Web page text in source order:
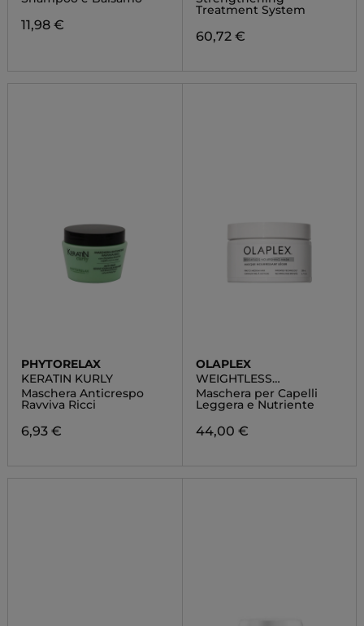
11,98 €
Treatment System
60,72 €
PHYTORELAX
KERATIN KURLY
Maschera Anticrespo
Ravviva Ricci
6,93 €
OLAPLEX
WEIGHTLESS
NOURISHING MASK
Maschera per Capelli
Leggera e Nutriente
44,00 €